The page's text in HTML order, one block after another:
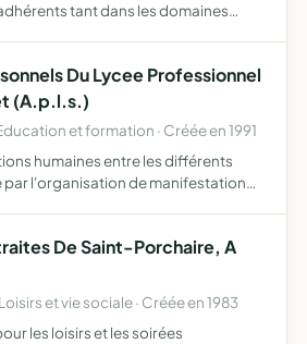
tant dans les domaines
Du Lycee Professionnel
(A.p.l.s.)
et formation · Créée en 1991
humaines entre les différents
par l'organisation de manifestations
De Saint-Porchaire, A
et vie sociale · Créée en 1983
les loisirs et les soirées